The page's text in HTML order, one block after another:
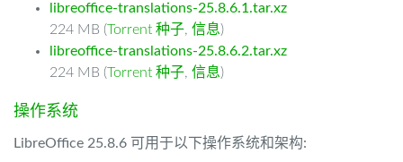
libreoffice-translations-25.8.6.1.tar.xz
224 MB (Torrent 种子, 信息)
libreoffice-translations-25.8.6.2.tar.xz
224 MB (Torrent 种子, 信息)
操作系统
LibreOffice 25.8.6 可用于以下操作系统和架构: